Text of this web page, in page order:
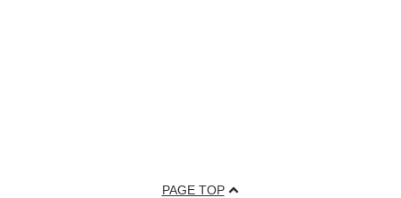
PAGE TOP